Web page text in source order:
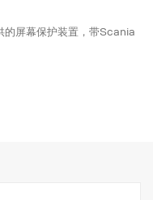
屏幕保护装置，带Scania